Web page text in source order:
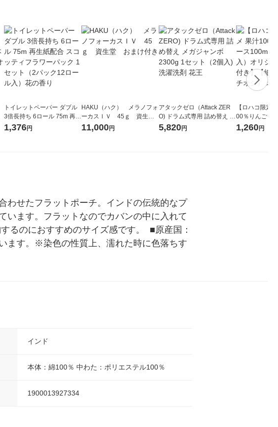
トイレットペーパー ダブル
3倍長持ち 6ロール 75m 再生
紙配合 スコッティフラワー
パック 1セット（2パック12
1,376円
HAKU（ハク） メラノフォ
ーカスＩＶ 45ｇ 資生
堂 おまけ付き
11,000円
アタックゼロ（Attack ZER
O) ドラム式専用 詰め替え メ
ガジャンボ 2300g 1セット
（2個入) 洗濯洗剤 花王
5,820円
【ロハコ限定
00％りんごジ
箱（18本入）
【クイズ付き
1,260円
わせたフラットポーチ。インドの伝統的なプ
います。フラットなのでカバンの中に入れて
るのにおすすめのサイズ感です。  ■原産国：
ます。※染色の性質上、濡れた時に色落ちす
インド
本体：綿100％ 中わた：ポリエステル100％
1900013927334